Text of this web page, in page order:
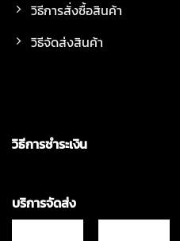
วิธีการสั่งซื้อสินค้า
วิธีจัดส่งสินค้า
วิธีการชำระเงิน
บริการจัดส่ง